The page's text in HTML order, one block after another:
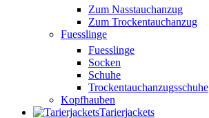
Zum Nasstauchanzug
Zum Trockentauchanzug
Fuesslinge
Fuesslinge
Socken
Schuhe
Trockentauchanzugsschuhe
Kopfhauben
Tarierjackets